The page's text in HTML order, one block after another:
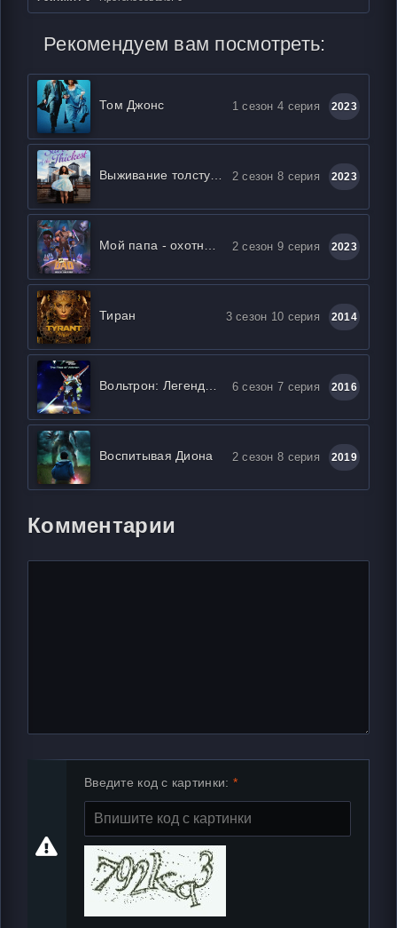
Рекомендуем вам посмотреть:
Том Джонс 1 сезон 4 серия 2023
2 сезон 8 серия 2023
2 сезон 9 серия 2023
Тиран 3 сезон 10 серия 2014
6 сезон 7 серия 2016
Воспитывая Диона 2 сезон 8 серия 2019
Комментарии
Введите код с картинки: